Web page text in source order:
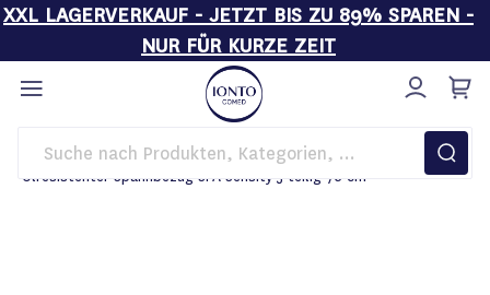
XXL LAGERVERKAUF - JETZT BIS ZU 89% SPAREN -
NUR FÜR KURZE ZEIT
Direkt
zum
Inhalt
Startseite Behandlungsliegen
Liegenbezüge
Ölresistenter Spannbezug SPA Sensity 5-teilig 76 cm